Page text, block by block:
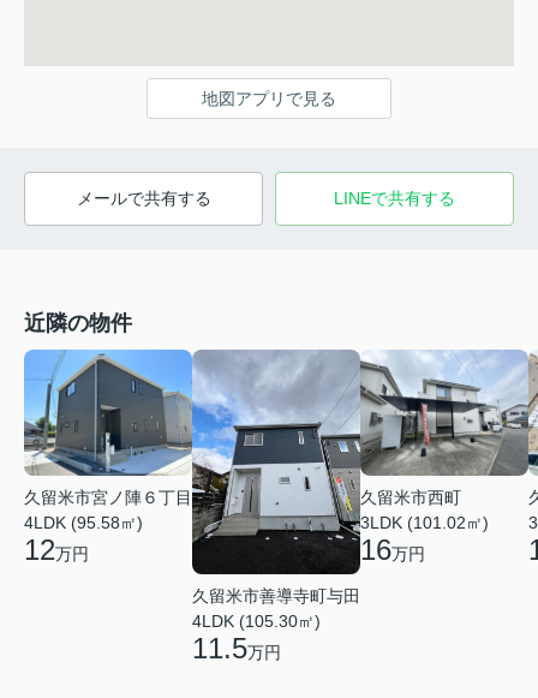
地図アプリで見る
メールで共有する LINEで共有する
近隣の物件
久留米市宮ノ陣６丁目
4LDK (95.58㎡)
12万円
久留米市善導寺町与田
4LDK (105.30㎡)
11.5万円
久留米市西町
3LDK (101.02㎡)
16万円